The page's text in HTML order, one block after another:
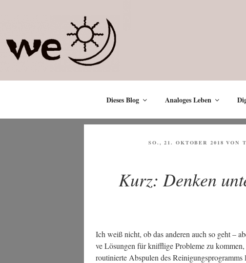
Dieses Blog Analoges Leben
VERÖFFENTLICHT
SO., 21. OKTOBER 2018 VON
Kurz: Denken
Ich weiß nicht, ob das ande­ren auch so geht –
ve Lösun­gen für kniff­li­ge Pro­ble­me zu
rou­ti­nier­te Abspu­len des